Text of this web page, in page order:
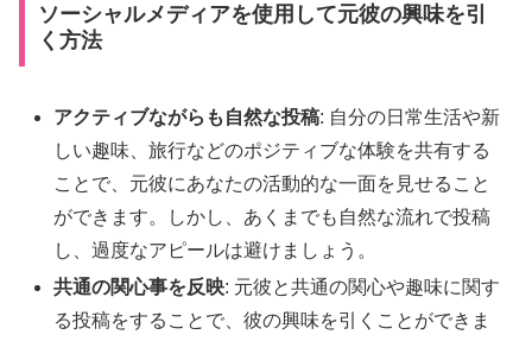
ソーシャルメディアを使用して元彼の興味を引
く方法
アクティブながらも自然な投稿: 自分の日常生活や新
しい趣味、旅行などのポジティブな体験を共有する
ことで、元彼にあなたの活動的な一面を見せること
ができます。しかし、あくまでも自然な流れで投稿
し、過度なアピールは避けましょう。
共通の関心事を反映: 元彼と共通の関心や趣味に関す
る投稿をすることで、彼の興味を引くことができま